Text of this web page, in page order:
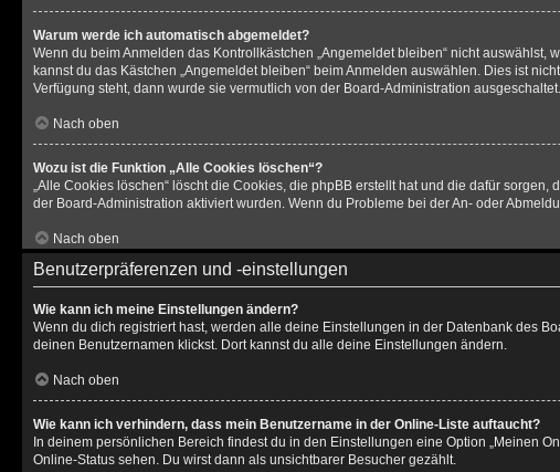
Warum werde ich automatisch abgemeldet?
Wenn du beim Anmelden das Kontrollkästchen „Angemeldet bleiben“ nicht
kannst du das Kästchen „Angemeldet bleiben“ beim Anmelden auswählen. Dies ist
Verfügung steht, dann wurde sie vermutlich von der Board-Administration ausgeschaltet.
Nach oben
Wozu ist die Funktion „Alle Cookies löschen“?
„Alle Cookies löschen“ löscht die Cookies, die phpBB erstellt hat und die dafür
der Board-Administration aktiviert wurden. Wenn du Probleme bei der An- oder
Nach oben
Benutzerpräferenzen und -einstellungen
Wie kann ich meine Einstellungen ändern?
Wenn du dich registriert hast, werden alle deine Einstellungen in der Datenbank des
deinen Benutzernamen klickst. Dort kannst du alle deine Einstellungen ändern.
Nach oben
Wie kann ich verhindern, dass mein Benutzername in der Online-Liste auftaucht?
In deinem persönlichen Bereich findest du in den Einstellungen eine Option „Meinen
Online-Status sehen. Du wirst dann als unsichtbarer Besucher gezählt.